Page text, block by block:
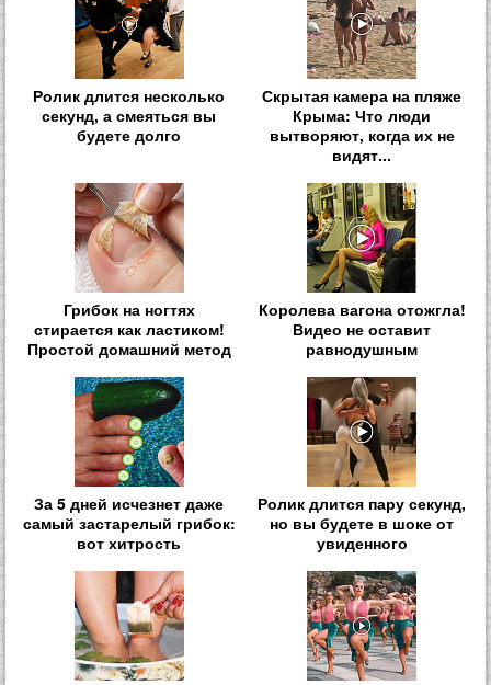
Ролик длится несколько
секунд, а смеяться вы
будете долго
Скрытая камера на пляже
Крыма: Что люди
вытворяют, когда их не
видят...
Грибок на ногтях
стирается как ластиком!
Простой домашний метод
Королева вагона отожгла!
Видео не оставит
равнодушным
За 5 дней исчезнет даже
самый застарелый грибок:
вот хитрость
Ролик длится пару секунд,
но вы будете в шоке от
увиденного